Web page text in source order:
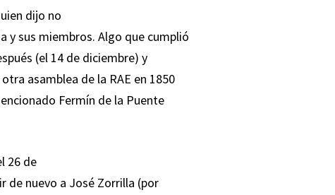
dijo no
y sus miembros. Algo que cumplió
(el 14 de diciembre) y
asamblea de la RAE en 1850
Fermín de la Puente
26 de
de nuevo a José Zorrilla (por